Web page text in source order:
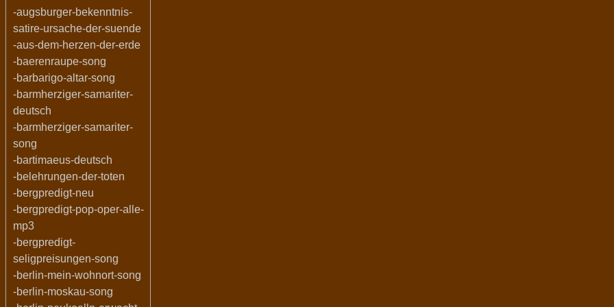
-augsburger-bekenntnis-
satire-ursache-der-suende
-aus-dem-herzen-der-erde
-baerenraupe-song
-barbarigo-altar-song
-barmherziger-samariter-
deutsch
-barmherziger-samariter-
song
-bartimaeus-deutsch
-belehrungen-der-toten
-bergpredigt-neu
-bergpredigt-pop-oper-alle-
mp3
-bergpredigt-
seligpreisungen-song
-berlin-mein-wohnort-song
-berlin-moskau-song